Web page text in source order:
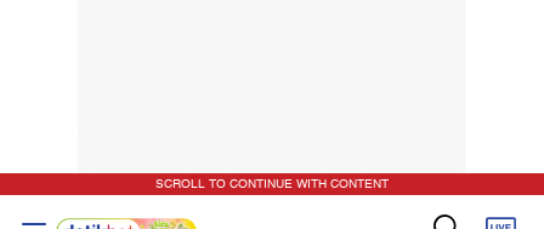
SCROLL TO CONTINUE WITH CONTENT